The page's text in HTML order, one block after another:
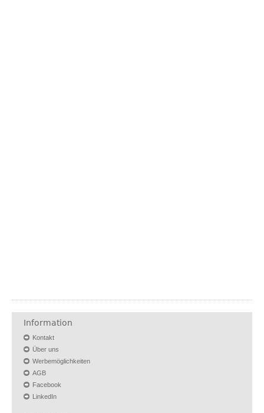
Information
Kontakt
Über uns
Werbemöglichkeiten
AGB
Facebook
LinkedIn